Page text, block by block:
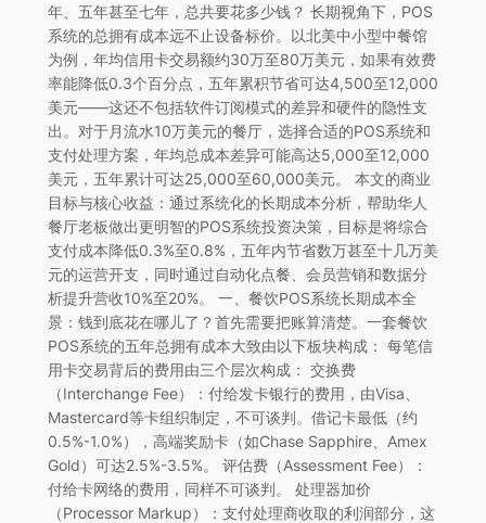
年、五年甚至七年，总共要花多少钱？ 长期视角下，POS
系统的总拥有成本远不止设备标价。以北美中小型中餐馆
为例，年均信用卡交易额约30万至80万美元，如果有效费
率能降低0.3个百分点，五年累积节省可达4,500至12,000
美元——这还不包括软件订阅模式的差异和硬件的隐性支
出。对于月流水10万美元的餐厅，选择合适的POS系统和
支付处理方案，年均总成本差异可能高达5,000至12,000
美元，五年累计可达25,000至60,000美元。 本文的商业
目标与核心收益：通过系统化的长期成本分析，帮助华人
餐厅老板做出更明智的POS系统投资决策，目标是将综合
支付成本降低0.3%至0.8%，五年内节省数万甚至十几万美
元的运营开支，同时通过自动化点餐、会员营销和数据分
析提升营收10%至20%。 一、餐饮POS系统长期成本全
景：钱到底花在哪儿了？首先需要把账算清楚。一套餐饮
POS系统的五年总拥有成本大致由以下板块构成： 每笔信
用卡交易背后的费用由三个层次构成： 交换费
（Interchange Fee）：付给发卡银行的费用，由Visa、
Mastercard等卡组织制定，不可谈判。借记卡最低（约
0.5%-1.0%），高端奖励卡（如Chase Sapphire、Amex
Gold）可达2.5%-3.5%。 评估费（Assessment Fee）：
付给卡网络的费用，同样不可谈判。 处理器加价
（Processor Markup）：支付处理商收取的利润部分，这